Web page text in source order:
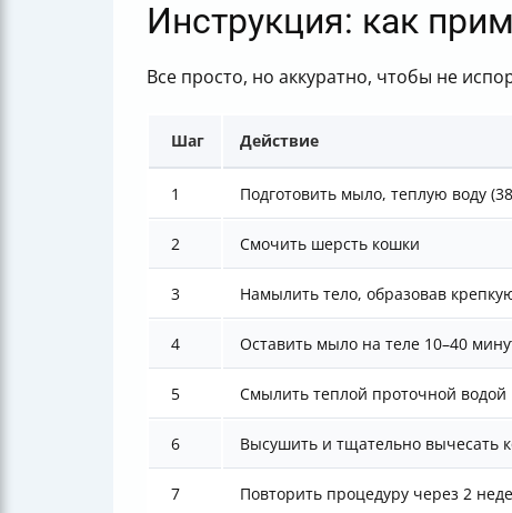
Инструкция: как
Все просто, но аккуратно, чтобы не
Шаг Действие
1 Подготовить мыло, теплую воду
2 Смочить шерсть кошки
3 Намылить тело, образовав
4 Оставить мыло на теле 10–40
5 Смылить теплой проточной водой
6 Высушить и тщательно вычесать
7 Повторить процедуру через 2